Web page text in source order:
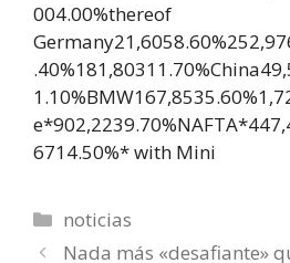
004.00%thereof
6714.50%* with Mini
Categorías
noticias
Nada más «desafiante»